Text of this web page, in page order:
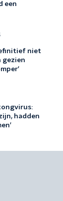
een
niet
gezien
hadden